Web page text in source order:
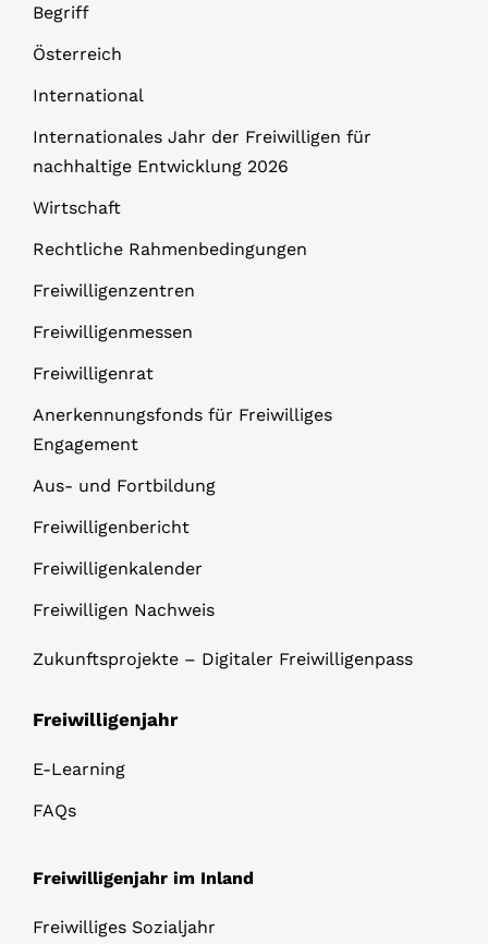
Begriff
Österreich
International
Internationales Jahr der Freiwilligen für
nachhaltige Entwicklung 2026
Wirtschaft
Rechtliche Rahmenbedingungen
Freiwilligenzentren
Freiwilligenmessen
Freiwilligenrat
Anerkennungsfonds für Freiwilliges
Engagement
Aus- und Fortbildung
Freiwilligenbericht
Freiwilligenkalender
Freiwilligen Nachweis
Zukunftsprojekte – Digitaler Freiwilligenpass
Freiwilligenjahr
E-Learning
FAQs
Freiwilligenjahr im Inland
Freiwilliges Sozialjahr